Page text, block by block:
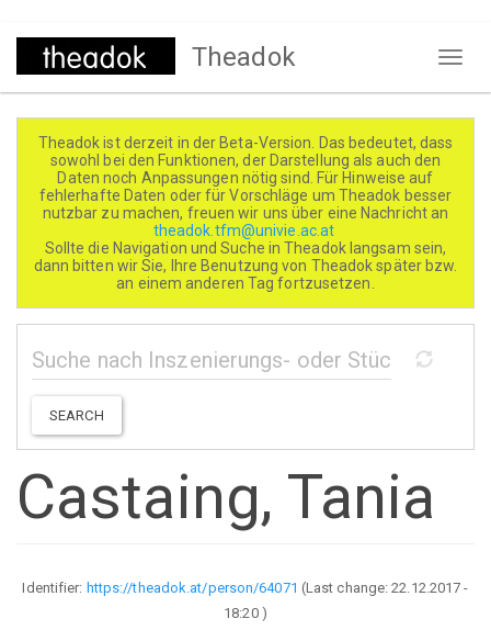
Direkt
Theadok
Theadok ist derzeit in der Beta-Version. Das bedeutet, dass
sowohl bei den Funktionen, der Darstellung als auch den
Daten noch Anpassungen nötig sind. Für Hinweise auf
fehlerhafte Daten oder für Vorschläge um Theadok besser
nutzbar zu machen, freuen wir uns über eine Nachricht an
theadok.tfm@univie.ac.at
Sollte die Navigation und Suche in Theadok langsam sein,
dann bitten wir Sie, Ihre Benutzung von Theadok später bzw.
an einem anderen Tag fortzusetzen.
SEARCH
Castaing, Tania
Identifier: https://theadok.at/person/64071 (Last change:22.12.2017 -
18:20)